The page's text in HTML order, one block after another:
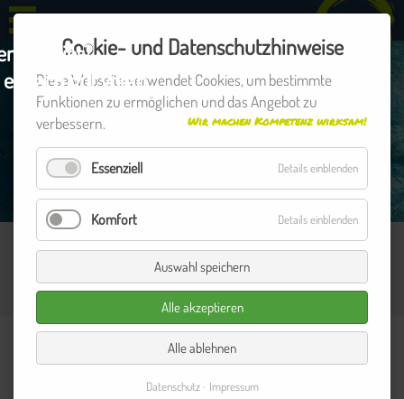
Sie dies?
gut voran.
Wir machen Kompetenz wirksam!
ANFAHRT
Unternehmensberatung
Cookie- und Datenschutzhinweise
Diese Webseite verwendet Cookies, um bestimmte
Funktionen zu ermöglichen und das Angebot zu
verbessern.
Essenziell Details einblenden
Komfort Details einblenden
Auswahl speichern
Alle akzeptieren
Alle ablehnen
Datenschutz Impressum